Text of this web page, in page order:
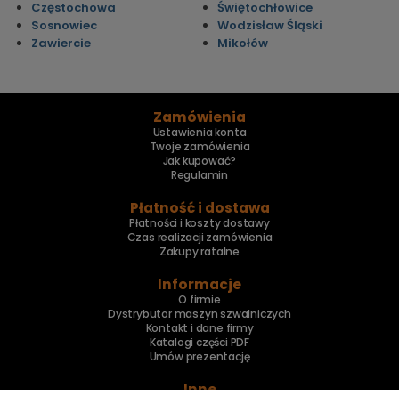
Częstochowa
Sosnowiec
Zawiercie
Świętochłowice
Wodzisław Śląski
Mikołów
Zamówienia
Ustawienia konta
Twoje zamówienia
Jak kupować?
Regulamin
Płatność i dostawa
Płatności i koszty dostawy
Czas realizacji zamówienia
Zakupy ratalne
Informacje
O firmie
Dystrybutor maszyn szwalniczych
Kontakt i dane firmy
Katalogi części PDF
Umów prezentację
Inne